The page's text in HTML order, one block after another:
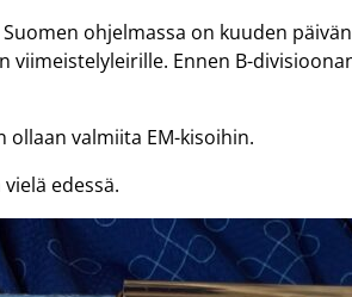
Suomen ohjelmassa on kuuden
viimeistelyleirille. Ennen B-
ollaan valmiita EM-kisoihin.
edessä.